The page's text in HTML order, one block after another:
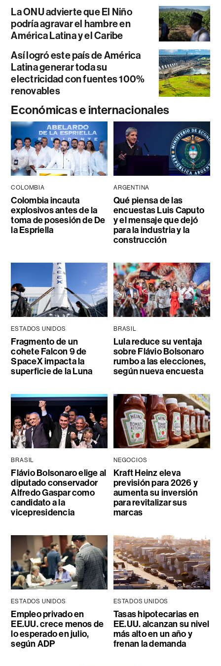
La ONU advierte que El Niño
podría agravar el hambre en
América Latina y el Caribe
Así logró este país de América
Latina generar toda su
electricidad con fuentes 100%
renovables
Económicas e internacionales
COLOMBIA
Colombia incauta
explosivos antes de la
toma de posesión de De
la Espriella
ARGENTINA
Qué piensa de las
encuestas Luis Caputo
y el mensaje que dejó
para la industria y la
construcción
ESTADOS UNIDOS
Fragmento de un
cohete Falcon 9 de
SpaceX impacta la
superficie de la Luna
BRASIL
Lula reduce su ventaja
sobre Flávio Bolsonaro
rumbo a las elecciones,
según nueva encuesta
BRASIL
Flávio Bolsonaro elige al
diputado conservador
Alfredo Gaspar como
candidato a la
vicepresidencia
NEGOCIOS
Kraft Heinz eleva
previsión para 2026 y
aumenta su inversión
para revitalizar sus
marcas
ESTADOS UNIDOS
Empleo privado en
EE.UU. crece menos de
lo esperado en julio,
según ADP
ESTADOS UNIDOS
Tasas hipotecarias en
EE.UU. alcanzan su nivel
más alto en un año y
frenan la demanda